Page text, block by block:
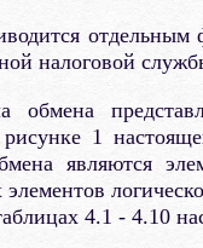
отдельным
налоговой
обмена
1
являются
4.1 - 4.10